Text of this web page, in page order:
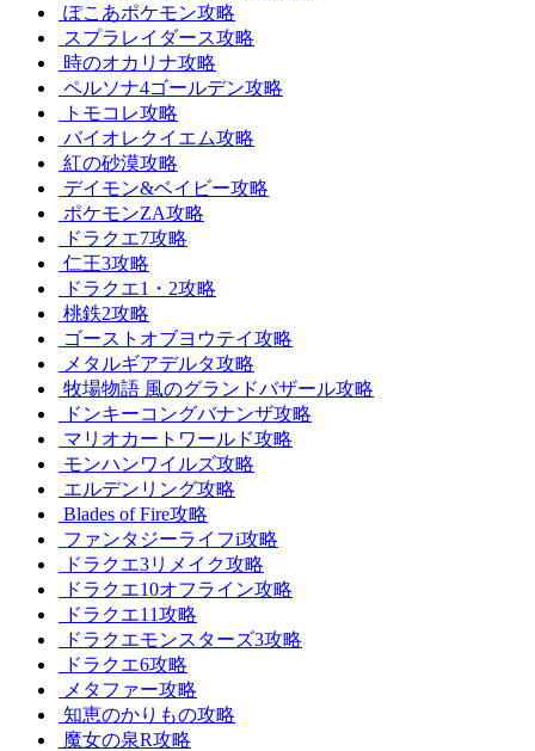
ぽこあポケモン攻略
スプラレイダース攻略
時のオカリナ攻略
ペルソナ4ゴールデン攻略
トモコレ攻略
バイオレクイエム攻略
紅の砂漠攻略
デイモン&ベイビー攻略
ポケモンZA攻略
ドラクエ7攻略
仁王3攻略
ドラクエ1・2攻略
桃鉄2攻略
ゴーストオブヨウテイ攻略
メタルギアデルタ攻略
牧場物語 風のグランドバザール攻略
ドンキーコングバナンザ攻略
マリオカートワールド攻略
モンハンワイルズ攻略
エルデンリング攻略
Blades of Fire攻略
ファンタジーライフi攻略
ドラクエ3リメイク攻略
ドラクエ10オフライン攻略
ドラクエ11攻略
ドラクエモンスターズ3攻略
ドラクエ6攻略
メタファー攻略
知恵のかりもの攻略
魔女の泉R攻略